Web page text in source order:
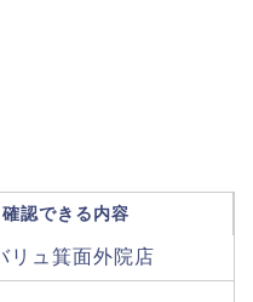
確認できる内容
リュ箕面外院店